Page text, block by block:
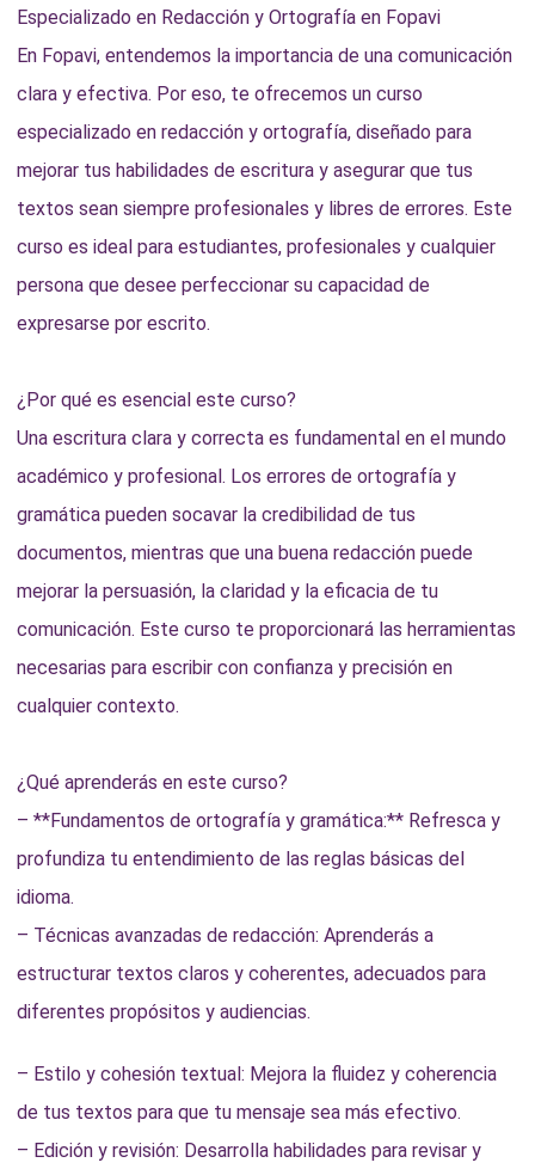
Especializado en Redacción y Ortografía en Fopavi
En Fopavi, entendemos la importancia de una comunicación
clara y efectiva. Por eso, te ofrecemos un curso
especializado en redacción y ortografía, diseñado para
mejorar tus habilidades de escritura y asegurar que tus
textos sean siempre profesionales y libres de errores. Este
curso es ideal para estudiantes, profesionales y cualquier
persona que desee perfeccionar su capacidad de
expresarse por escrito.
¿Por qué es esencial este curso?
Una escritura clara y correcta es fundamental en el mundo
académico y profesional. Los errores de ortografía y
gramática pueden socavar la credibilidad de tus
documentos, mientras que una buena redacción puede
mejorar la persuasión, la claridad y la eficacia de tu
comunicación. Este curso te proporcionará las herramientas
necesarias para escribir con confianza y precisión en
cualquier contexto.
¿Qué aprenderás en este curso?
– **Fundamentos de ortografía y gramática:** Refresca y
profundiza tu entendimiento de las reglas básicas del
idioma.
– Técnicas avanzadas de redacción: Aprenderás a
estructurar textos claros y coherentes, adecuados para
diferentes propósitos y audiencias.
– Estilo y cohesión textual: Mejora la fluidez y coherencia
de tus textos para que tu mensaje sea más efectivo.
– Edición y revisión: Desarrolla habilidades para revisar y